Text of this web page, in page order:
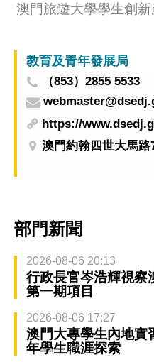
澳門旅遊大學學生創
教育及青年發展局
（853）2855 5533
https://
澳門約翰四世大馬路
部門新聞
2026-08-06 20:13
行政長官岑浩輝視察
第一期項目
2026-08-06 17:27
澳門大專學生內地實
年學生職涯探索